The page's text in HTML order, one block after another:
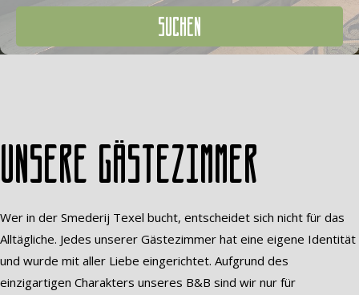
SUCHEN
Unsere Gästezimmer
Wer in der Smederij Texel bucht, entscheidet sich nicht für das
Alltägliche. Jedes unserer Gästezimmer hat eine eigene Identität
und wurde mit aller Liebe eingerichtet. Aufgrund des
einzigartigen Charakters unseres B&B sind wir nur für